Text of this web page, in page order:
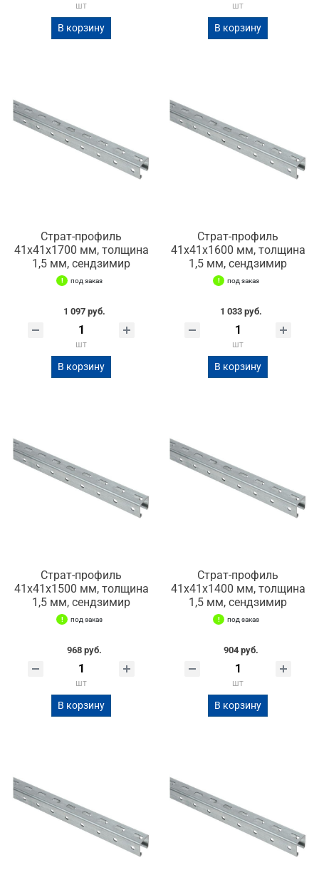
шт
В корзину
шт
В корзину
Страт-профиль
41х41х1700 мм, толщина
1,5 мм, сендзимир
под заказ
1 097 руб.
шт
В корзину
Страт-профиль
41х41х1600 мм, толщина
1,5 мм, сендзимир
под заказ
1 033 руб.
шт
В корзину
Страт-профиль
41х41х1500 мм, толщина
1,5 мм, сендзимир
под заказ
968 руб.
шт
В корзину
Страт-профиль
41х41х1400 мм, толщина
1,5 мм, сендзимир
под заказ
904 руб.
шт
В корзину